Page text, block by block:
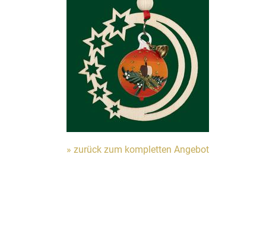
» zurück zum kompletten Angebot